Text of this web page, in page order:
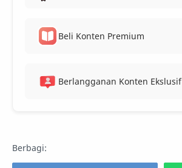
Beli Konten Premium
Berlangganan Konten Ekslusif